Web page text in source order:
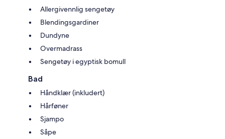
Allergivennlig sengetøy
Blendingsgardiner
Dundyne
Overmadrass
Sengetøy i egyptisk bomull
Bad
Håndklær (inkludert)
Hårføner
Sjampo
Såpe